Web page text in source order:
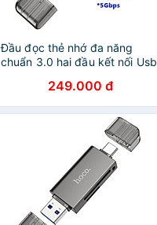
Đầu đọc thẻ nhớ đa năng
chuẩn 3.0 hai đầu kết nối Usb
laptop hoco HB39 _ hàng
chính hãng
249.000 đ